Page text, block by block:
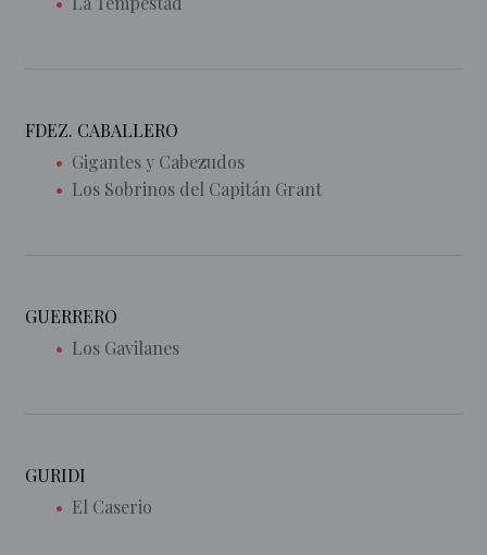
FDEZ. CABALLERO
Gigantes y Cabezudos
Los Sobrinos del Capitán Grant
GUERRERO
Los Gavilanes
GURIDI
El Caserio